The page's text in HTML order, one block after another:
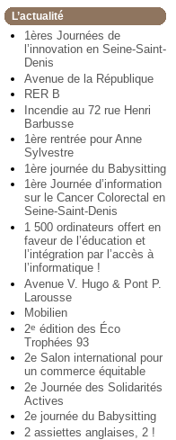
L’actualité
1ères Journées de
l’innovation en Seine-Saint-
Denis
Avenue de la République
RER B
Incendie au 72 rue Henri
Barbusse
1ère rentrée pour Anne
Sylvestre
1ère journée du Babysitting
1ère Journée d’information
sur le Cancer Colorectal en
Seine-Saint-Denis
1 500 ordinateurs offert en
faveur de l’éducation et
l’intégration par l’accès à
l’informatique !
Avenue V. Hugo & Pont P.
Larousse
Mobilien
2e édition des Éco
Trophées 93
2e Salon international pour
un commerce équitable
2e Journée des Solidarités
Actives
2e journée du Babysitting
2 assiettes anglaises, 2 !